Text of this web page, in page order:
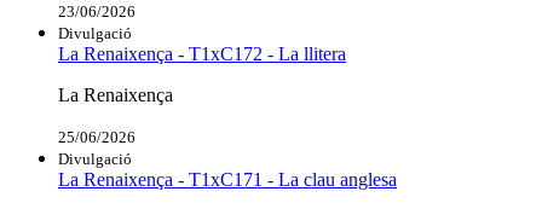
23/06/2026
Divulgació
La Renaixença - T1xC172 - La llitera
La Renaixença
25/06/2026
Divulgació
La Renaixença - T1xC171 - La clau anglesa